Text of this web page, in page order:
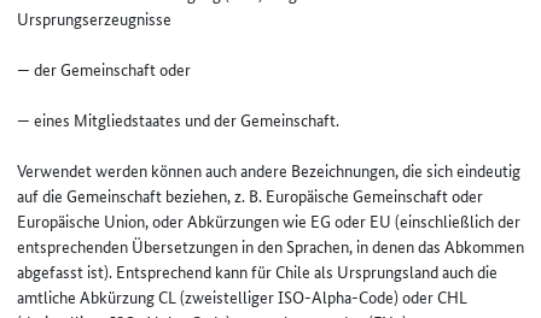
Ursprungserzeugnisse
— der Gemeinschaft oder
— eines Mitgliedstaates und der Gemeinschaft.
Verwendet werden können auch andere Bezeichnungen, die sich eindeutig
auf die Gemeinschaft beziehen, z. B. Europäische Gemeinschaft oder
Europäische Union, oder Abkürzungen wie EG oder EU (einschließlich der
entsprechenden Übersetzungen in den Sprachen, in denen das Abkommen
abgefasst ist). Entsprechend kann für Chile als Ursprungsland auch die
amtliche Abkürzung CL (zweistelliger ISO-Alpha-Code) oder CHL